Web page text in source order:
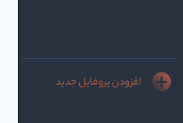
افزودن پروفایل جدید